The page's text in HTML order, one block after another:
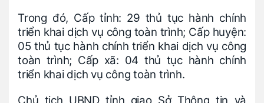
Trong đó, Cấp tỉnh: 29 thủ tục hành chính
triển khai dịch vụ công toàn trình; Cấp huyện:
05 thủ tục hành chính triển khai dịch vụ công
toàn trình; Cấp xã: 04 thủ tục hành chính
triển khai dịch vụ công toàn trình.